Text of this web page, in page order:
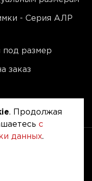
- Серия АЛР
под размер
заказ
. Продолжая
с
данных.